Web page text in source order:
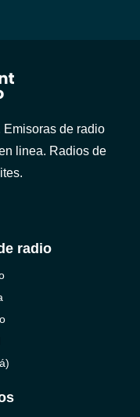
de radio
linea. Radios de
radio